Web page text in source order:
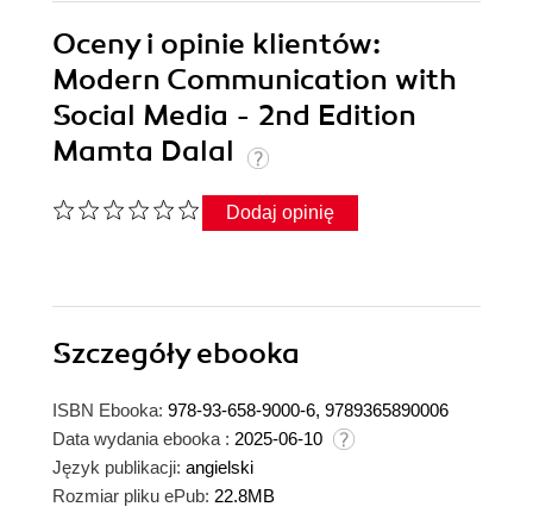
Oceny i opinie klientów:
Modern Communication with
Social Media - 2nd Edition
Mamta Dalal
Dodaj opinię
Szczegółyebooka
ISBN Ebooka: 978-93-658-9000-6, 9789365890006
Data wydania ebooka : 2025-06-10
Język publikacji: angielski
Rozmiar pliku ePub: 22.8MB